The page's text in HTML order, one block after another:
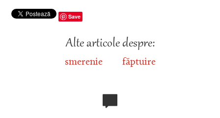
Save
Alte articole despre:
smerenie făptuire